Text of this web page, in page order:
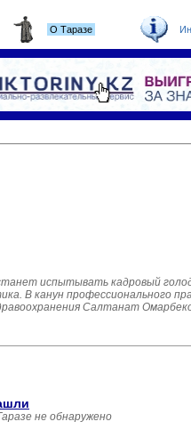
О Таразе
испытывать кадровый
В канун профессионального
Салтанат
не обнаружено